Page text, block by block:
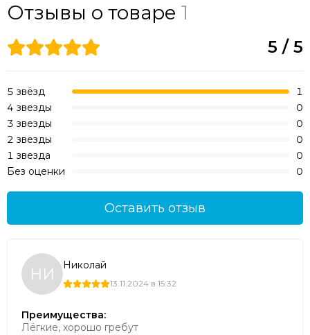
Отзывы о товаре 1
НИ Николай
13.11.2024 в 15:32
Преимущества:
Лёгкие, хорошо гребут
5 / 5
5 звёзд
1
4 звезды
0
3 звезды
0
2 звезды
0
1 звезда
0
Без оценки
0
Оставить отзыв